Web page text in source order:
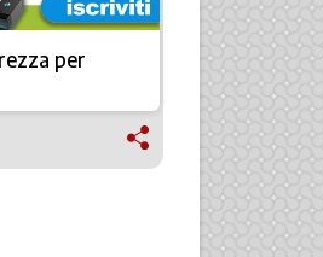
per
HP,
macchine
FABBRICA